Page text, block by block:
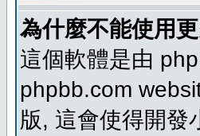
為什麼不能使用
這個軟體是由
phpbb.com
版, 這會使得開發